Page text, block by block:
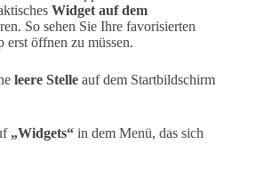
Widget auf dem
So sehen Sie Ihre favorisierten
erst öffnen zu müssen.
leere Stelle auf dem Startbildschirm
„Widgets“ in dem Menü, das sich